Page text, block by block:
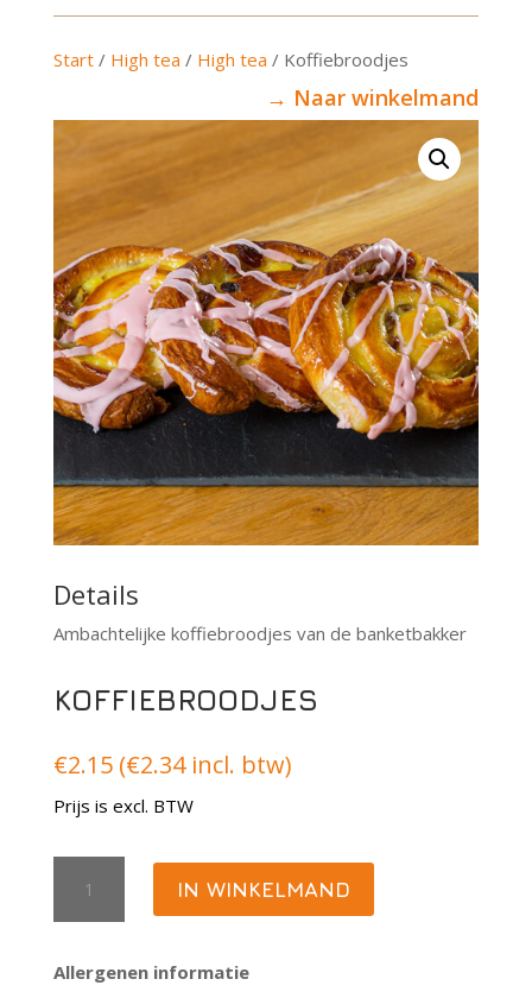
Start/ High tea / High tea / Koffiebroodjes
→ Naar winkelmand
Details
Ambachtelijke koffiebroodjes van de banketbakker
KOFFIEBROODJES
€2.15 (€2.34incl. btw)
Prijs is excl. BTW
Koffiebroodjes
aantal
IN WINKELMAND
Allergenen informatie